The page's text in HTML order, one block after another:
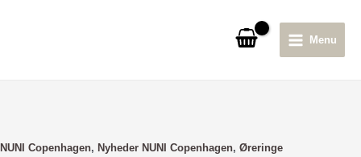
Menu
NUNI Copenhagen, Nyheder NUNI Copenhagen, Øreringe